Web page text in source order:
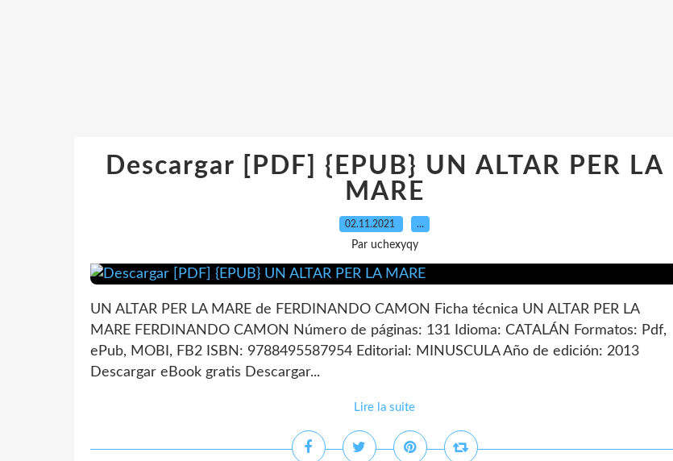
Descargar [PDF] {EPUB} UN ALTAR PER LA
MARE
02.11.2021 …
Par uchexyqy
UN ALTAR PER LA MARE de FERDINANDO CAMON Ficha técnica UN ALTAR PER LA
MARE FERDINANDO CAMON Número de páginas: 131 Idioma: CATALÁN Formatos: Pdf,
ePub, MOBI, FB2 ISBN: 9788495587954 Editorial: MINUSCULA Año de edición: 2013
Descargar eBook gratis Descargar...
Lire la suite